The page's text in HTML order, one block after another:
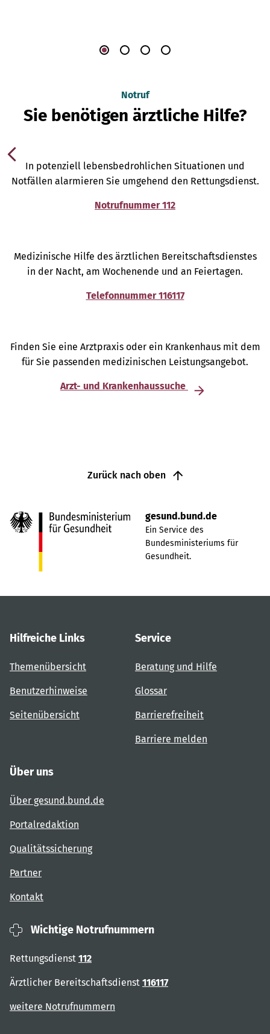
Notruf
Sie benötigen ärztliche Hilfe?
In potenziell lebensbedrohlichen Situationen und
Notfällen alarmieren Sie umgehend den Rettungsdienst.
Notrufnummer 112
Medizinische Hilfe des ärztlichen Bereitschaftsdienstes
in der Nacht, am Wochenende und an Feiertagen.
Telefonnummer 116117
Finden Sie eine Arztpraxis oder ein Krankenhaus mit dem
für Sie passenden medizinischen Leistungsangebot.
Arzt- und Krankenhaussuche
Zurück nach oben
gesund.bund.de
Ein Service des
Bundesministeriums für
Gesundheit.
Hilfreiche Links
Themenübersicht
Benutzerhinweise
Seitenübersicht
Service
Beratung und Hilfe
Glossar
Barrierefreiheit
Barriere melden
Über uns
Über gesund.bund.de
Portalredaktion
Qualitätssicherung
Partner
Kontakt
Wichtige Notrufnummern
Rettungsdienst 112
Ärztlicher Bereitschaftsdienst 116117
weitere Notrufnummern